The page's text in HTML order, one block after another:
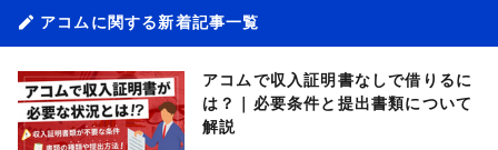
アコムに関する新着記事一覧
アコムで収入証明書なしで借りるに
は？｜必要条件と提出書類について
解説